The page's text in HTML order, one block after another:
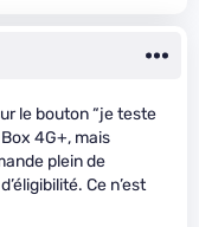
le bouton “je teste
4G+, mais
plein de
Ce n’est